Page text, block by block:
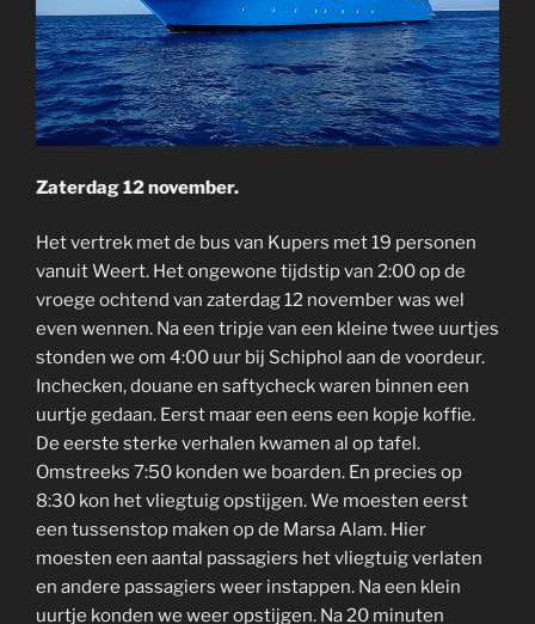
Zaterdag 12 november.
Het vertrek met de bus van Kupers met 19 personen
vanuit Weert. Het ongewone tijdstip van 2:00 op de
vroege ochtend van zaterdag 12 november was wel
even wennen. Na een tripje van een kleine twee uurtjes
stonden we om 4:00 uur bij Schiphol aan de voordeur.
Inchecken, douane en saftycheck waren binnen een
uurtje gedaan. Eerst maar een eens een kopje koffie.
De eerste sterke verhalen kwamen al op tafel.
Omstreeks 7:50 konden we boarden. En precies op
8:30 kon het vliegtuig opstijgen. We moesten eerst
een tussenstop maken op de Marsa Alam. Hier
moesten een aantal passagiers het vliegtuig verlaten
en andere passagiers weer instappen. Na een klein
uurtje konden we weer opstijgen. Na 20 minuten